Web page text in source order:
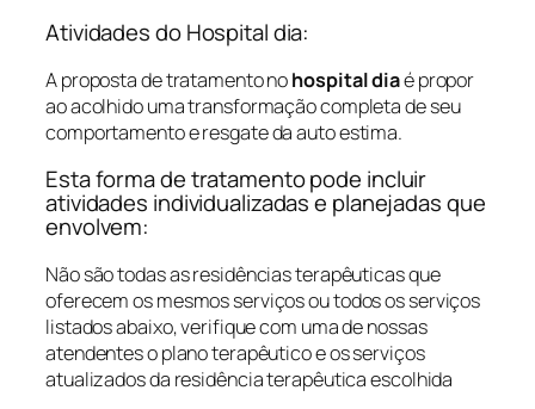
Atividades do Hospital dia:
A proposta de tratamento nohospital diaé propor
ao acolhido uma transformação completa de seu
comportamento e resgate da auto estima.
Esta forma de tratamento pode incluir
atividades individualizadas e planejadas que
envolvem:
Não são todas as residências terapêuticas que
oferecem os mesmos serviços ou todos os serviços
listados abaixo, verifique com uma de nossas
atendentes o plano terapêutico e os serviços
atualizados da residência terapêutica escolhida